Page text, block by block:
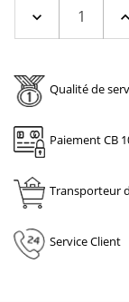
Qualité de
Paiement CB
Transporteur
Service Client